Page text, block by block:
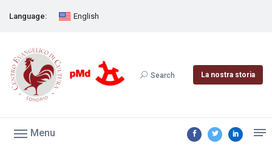
Language: English
Search La nostra storia
Menu